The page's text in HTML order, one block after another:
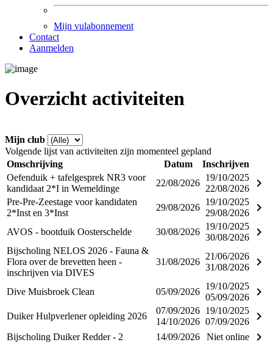
Mijn vulabonnement
Contact
Aanmelden
Overzicht activiteiten
Mijn club
Volgende lijst van activiteiten zijn momenteel gepland
Omschrijving
Datum
Inschrijven
Oefenduik + tafelgesprek NR3 voor
kandidaat 2*I in Wemeldinge
22/08/2026
19/10/2025
22/08/2026
keyboard_arrow_right
Pre-Pre-Zeestage voor kandidaten
2*Inst en 3*Inst
29/08/2026
19/10/2025
29/08/2026
keyboard_arrow_right
AVOS - bootduik Oosterschelde 30/08/2026
19/10/2025
30/08/2026
keyboard_arrow_right
Bijscholing NELOS 2026 - Fauna &
Flora over de brevetten heen -
inschrijven via DIVES
31/08/2026
21/06/2026
31/08/2026
keyboard_arrow_right
Dive Muisbroek Clean 05/09/2026
19/10/2025
05/09/2026
keyboard_arrow_right
Duiker Hulpverlener opleiding 2026
07/09/2026
14/10/2026
19/10/2025
07/09/2026
keyboard_arrow_right
Bijscholing Duiker Redder - 2 14/09/2026 Niet online keyboard_arrow_right